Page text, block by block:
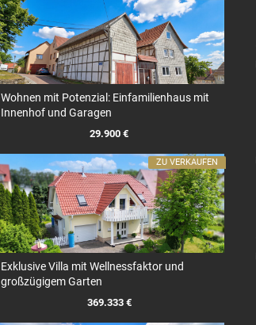
Wohnen mit Potenzial: Einfamilienhaus mit
Innenhof und Garagen
29.900 €
Exklusive Villa mit Wellnessfaktor und
großzügigem Garten
369.333 €
ZU VERKAUFEN